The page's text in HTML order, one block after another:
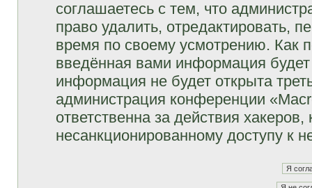
соглашаетесь с тем, что
право удалить, отредактировать,
время по своему усмотрению. Как
введённая вами информация
информация не будет открыта
администрация конференции
ответственна за действия
несанкционированному доступу к